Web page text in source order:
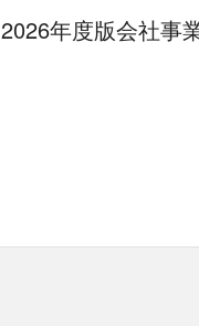
2026年度版会社事